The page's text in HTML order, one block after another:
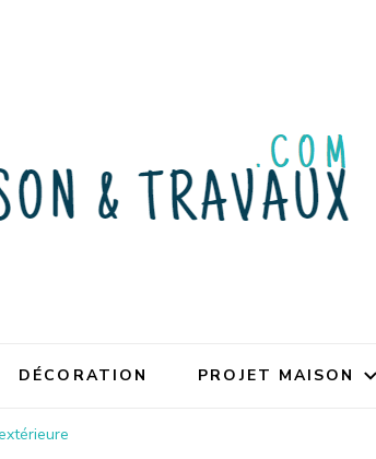
DÉCORATION PROJET MAISON